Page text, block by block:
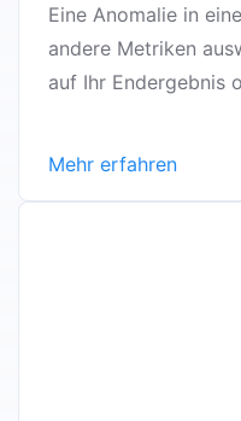
Eine Anomalie in
andere Metriken
auf Ihr Endergebnis
Mehr erfahren